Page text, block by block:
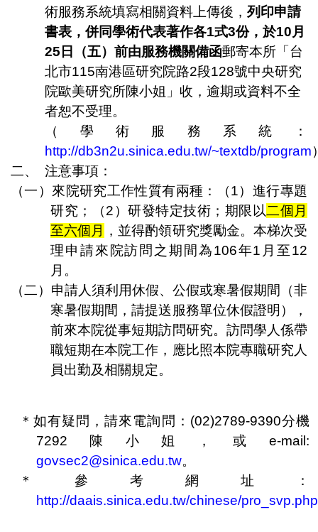
術服務系統填寫相關資料上傳後， 列印申請
書表，併同學術代表著作各1式3份，於10月
25 日（五）前由服務機關備函郵寄本所「台
北市115南港區研究院路2段128號中央研究
院歐美研究所陳小姐」收，逾期或資料不全
者恕不受理。
（學術服務系統：
http://db3n2u.sinica.edu.tw/~textdb/program
二、
注意事項：
（一） 來院研究工作性質有兩種：（1）進行專題
研究；（2 ）研發特定技術；期限以二個月
至六個月
，並得酌領研究獎勵金。本梯次受
理申請來院訪問之期間為106年1 月至12
月。
（二） 申請人須利用休假、公假或寒暑假期間（非
寒暑假期間，請提送服務單位休假證明），
前來本院從事短期訪問研究。訪問學人係帶
職短期在本院工作，應比照本院專職研究人
員出勤及相關規定。
＊如有疑問，請來電詢問： (02)2789-9390分機
7292 陳 小姐，或 e-mail:
govsec2@sinica.edu.tw。
＊ 參考網址：
http://daais.sinica.edu.tw/chinese/pro_svp.php